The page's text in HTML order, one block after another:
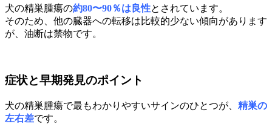
犬の精巣腫瘍の約80〜90％は良性とされています。
そのため、他の臓器への転移は比較的少ない傾向があります
が、油断は禁物です。
症状と早期発見のポイント
犬の精巣腫瘍で最もわかりやすいサインのひとつが、 精巣の
左右差です。